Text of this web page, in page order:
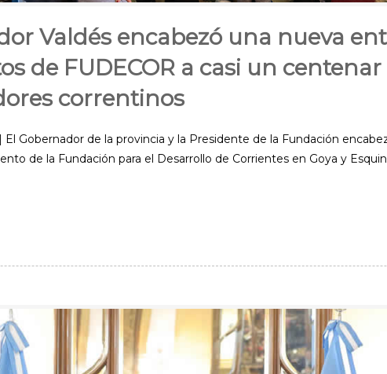
Valdés encabezó una nueva
de FUDECOR a casi un centenar
correntinos
El Gobernador de la provincia y la Presidente de la Fundación
de la Fundación para el Desarrollo de Corrientes en Goya y